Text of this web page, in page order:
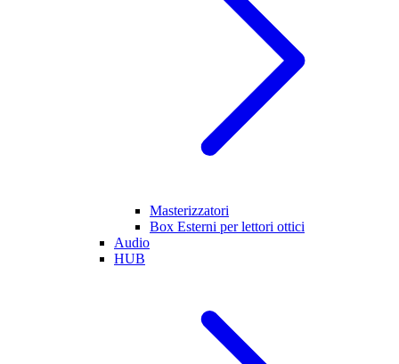
Masterizzatori
Box Esterni per lettori ottici
Audio
HUB